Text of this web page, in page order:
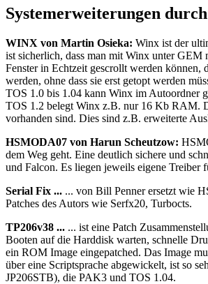
Systemerweiterungen
WINX von Martin Osieka: Winx ist der
ist sicherlich, dass man mit Winx unter GEM
Fenster in Echtzeit gescrollt werden können,
werden, ohne dass sie erst getopt werden
TOS 1.0 bis 1.04 kann Winx im Autoordner
TOS 1.2 belegt Winx z.B. nur 16 Kb RAM.
vorhanden sind. Dies sind z.B. erweiterte
HSMODA07 von Harun Scheutzow:
dem Weg geht. Eine deutlich sichere und
und Falcon. Es liegen jeweils eigene Treiber
Serial Fix ... ... von Bill Penner ersetzt wie
Patches des Autors wie Serfx20, Turbocts.
TP206v38 ... ... ist eine Patch
Booten auf die Harddisk warten, schnelle
ein ROM Image eingepatched. Das Image
über eine Scriptsprache abgewickelt, ist so
JP206STB), die PAK3 und TOS 1.04.